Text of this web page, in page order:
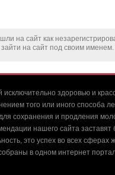
на сайт как
на сайт под своим именем.
здоровью и
того или иного способа
сохранения и продления
нашего сайта
это успех во всех
в одном интернет